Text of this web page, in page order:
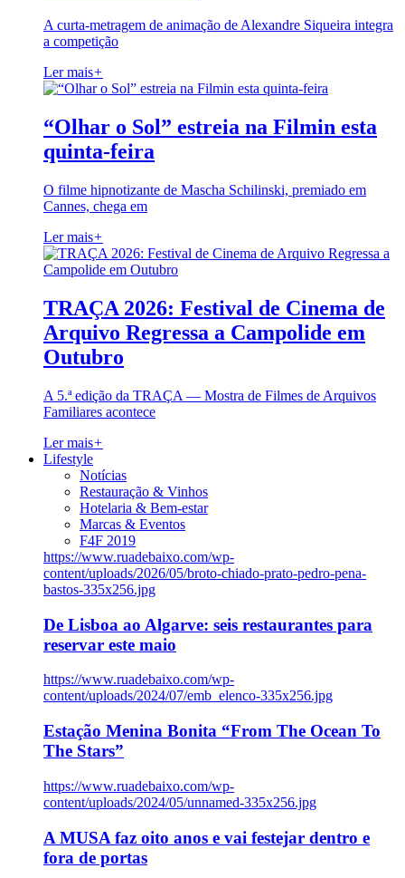
A curta-metragem de animação de Alexandre Siqueira integra
a competição
Ler mais+
“Olhar o Sol” estreia na Filmin esta
quinta-feira
O filme hipnotizante de Mascha Schilinski, premiado em
Cannes, chega em
Ler mais+
TRAÇA 2026: Festival de Cinema de
Arquivo Regressa a Campolide em
Outubro
A 5.ª edição da TRAÇA — Mostra de Filmes de Arquivos
Familiares acontece
Ler mais+
Lifestyle
Notícias
Restauração & Vinhos
Hotelaria & Bem-estar
Marcas & Eventos
F4F 2019
https://www.ruadebaixo.com/wp-
content/uploads/2026/05/broto-chiado-prato-pedro-pena-
bastos-335x256.jpg
De Lisboa ao Algarve: seis restaurantes para
reservar este maio
https://www.ruadebaixo.com/wp-
content/uploads/2024/07/emb_elenco-335x256.jpg
Estação Menina Bonita “From The Ocean To
The Stars”
https://www.ruadebaixo.com/wp-
content/uploads/2024/05/unnamed-335x256.jpg
A MUSA faz oito anos e vai festejar dentro e
fora de portas